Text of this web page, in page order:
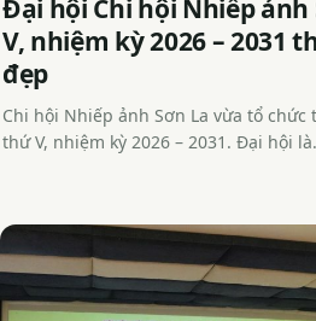
Đại hội Chi hội Nhiếp
V, nhiệm kỳ 2026 – 2031
đẹp
Chi hội Nhiếp ảnh Sơn La vừa tổ
thứ V, nhiệm kỳ 2026 – 2031. Đại hội